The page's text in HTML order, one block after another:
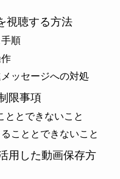
視聴する方法
順
ッセージへの対処
限事項
ととできないこと
こととできないこと
用した動画保存方